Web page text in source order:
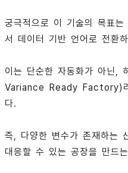
궁극적으로 이 기술의 목표
서 데이터 기반 언어로 전환
이는 단순한 자동화가 아닌,
Variance Ready Factory)
다.
즉, 다양한 변수가 존재하는
대응할 수 있는 공장을 만드